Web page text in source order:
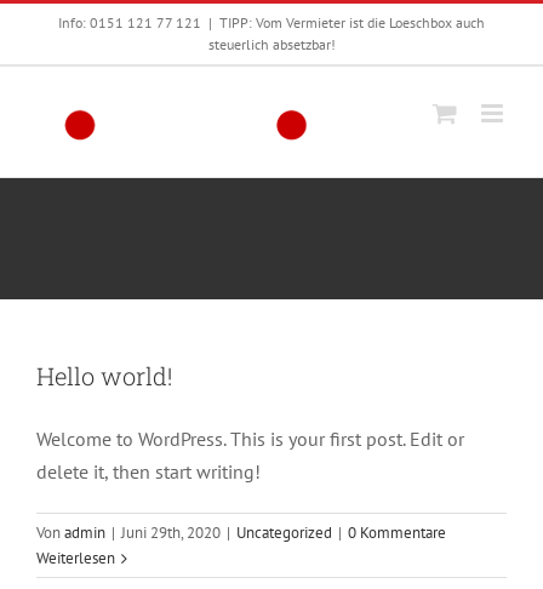
Info: 0151 121 77 121 | TIPP: Vom Vermieter ist die Loeschbox auch
steuerlich absetzbar!
Hello world!
Welcome to WordPress. This is your first post. Edit or
delete it, then start writing!
Vonadmin | Juni 29th, 2020 | Uncategorized | 0 Kommentare
Weiterlesen